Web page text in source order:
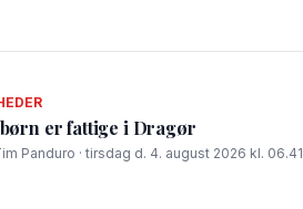
er fattige i Dragør
Panduro · tirsdag d. 4. august 2026 kl. 06.41